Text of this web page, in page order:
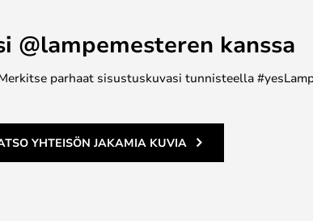
@lampemesteren kanssa
parhaat sisustuskuvasi tunnisteella
YHTEISÖN JAKAMIA KUVIA